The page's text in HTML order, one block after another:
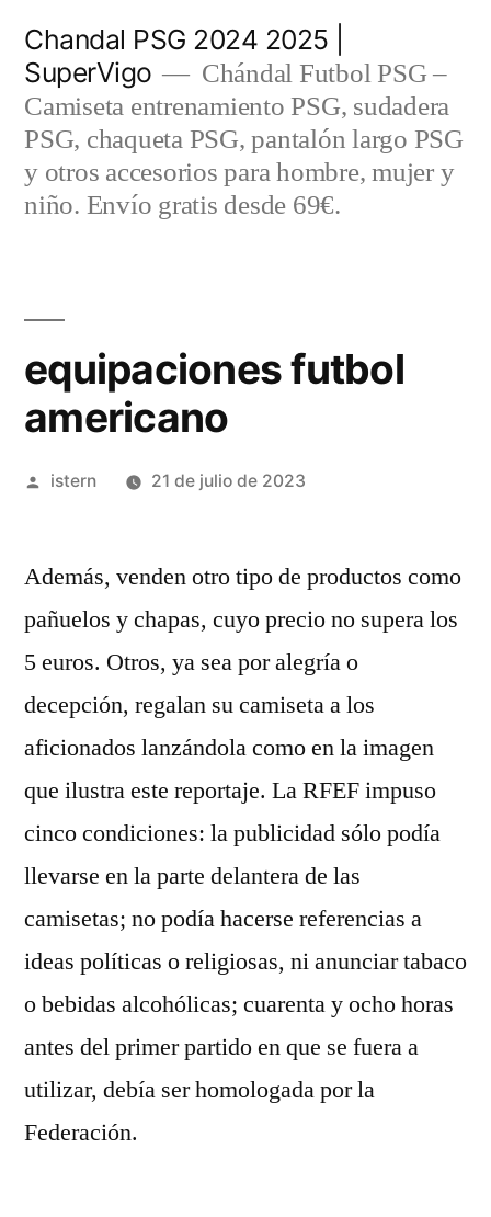
contenido
Chandal PSG 2024 2025 |
SuperVigo
Chándal Futbol PSG –
Camiseta entrenamiento PSG, sudadera
PSG, chaqueta PSG, pantalón largo PSG
y otros accesorios para hombre, mujer y
niño. Envío gratis desde 69€.
equipaciones futbol
americano
Publicado
istern 21 de julio de 2023
Además, venden otro tipo de productos como
pañuelos y chapas, cuyo precio no supera los
5 euros. Otros, ya sea por alegría o
decepción, regalan su camiseta a los
aficionados lanzándola como en la imagen
que ilustra este reportaje. La RFEF impuso
cinco condiciones: la publicidad sólo podía
llevarse en la parte delantera de las
camisetas; no podía hacerse referencias a
ideas políticas o religiosas, ni anunciar tabaco
o bebidas alcohólicas; cuarenta y ocho horas
antes del primer partido en que se fuera a
utilizar, debía ser homologada por la
Federación.